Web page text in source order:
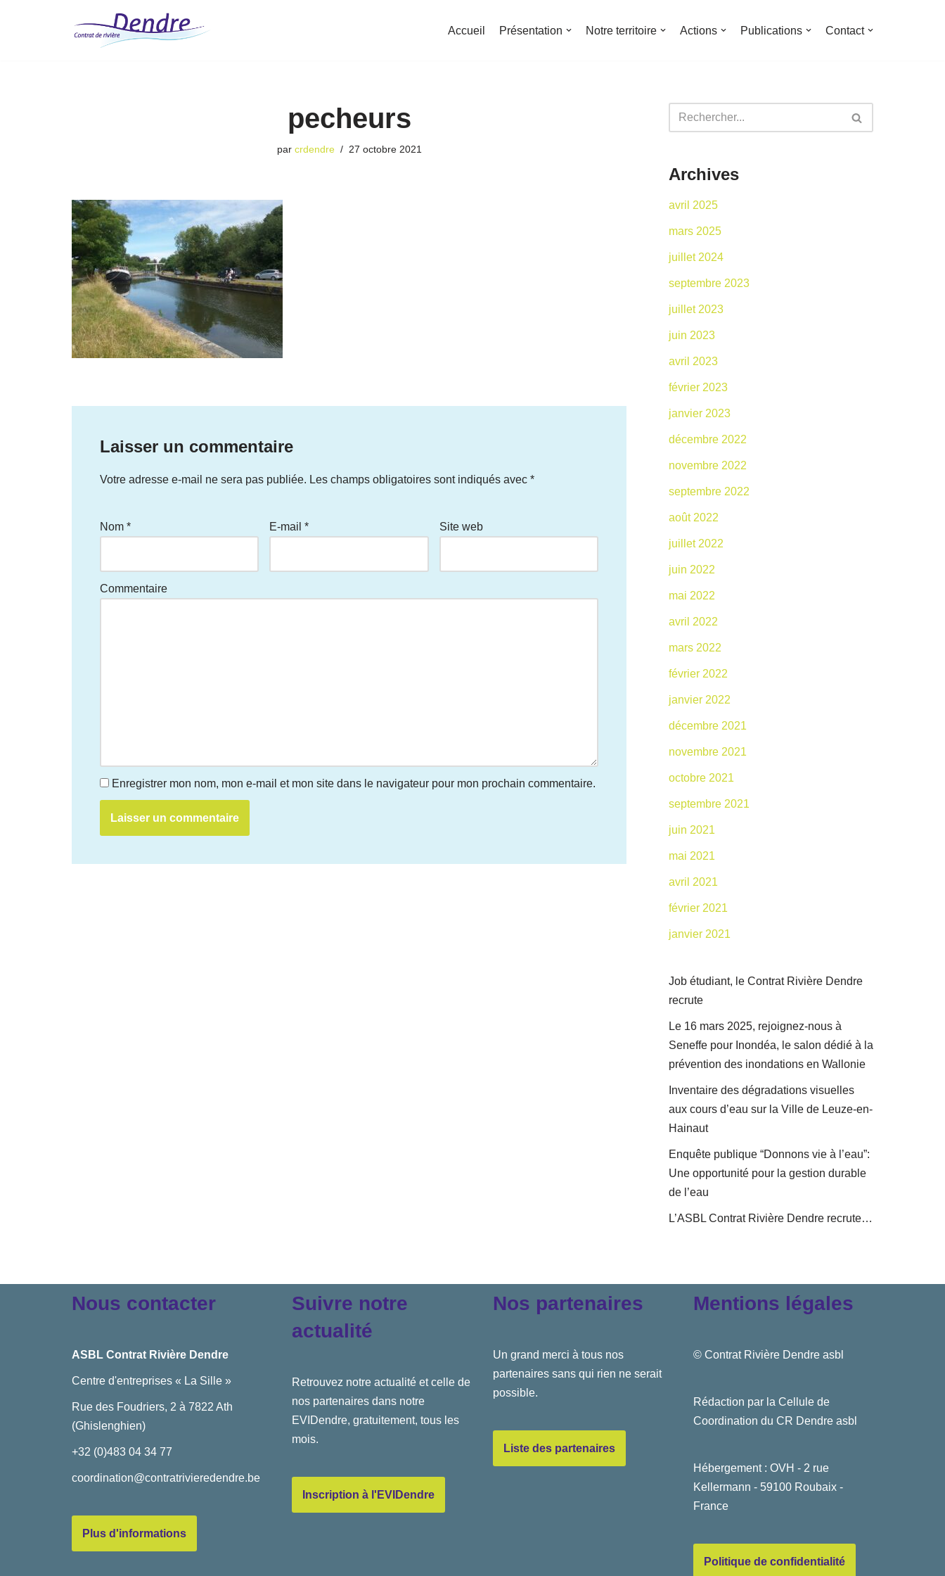
Accueil Présentation Notre territoire Actions Publications Contact
pecheurs
par crdendre 27 octobre 2021
Laisser un commentaire
Votre adresse e-mail ne sera pas publiée. Les champs obligatoires sont indiqués avec *
Nom * E-mail* Site web
Commentaire
Enregistrer mon nom, mon e-mail et mon site dans le navigateur pour mon prochain commentaire.
Archives
avril 2025
mars 2025
juillet 2024
septembre 2023
juillet 2023
juin 2023
avril 2023
février 2023
janvier 2023
décembre 2022
novembre 2022
septembre 2022
août 2022
juillet 2022
juin 2022
mai 2022
avril 2022
mars 2022
février 2022
janvier 2022
décembre 2021
novembre 2021
octobre 2021
septembre 2021
juin 2021
mai 2021
avril 2021
février 2021
janvier 2021
Job étudiant, le Contrat Rivière Dendre
recrute
Le 16 mars 2025, rejoignez-nous à
Seneffe pour Inondéa, le salon dédié à la
prévention des inondations en Wallonie
Inventaire des dégradations visuelles
aux cours d’eau sur la Ville de Leuze-en-
Hainaut
Enquête publique “Donnons vie à l’eau”:
Une opportunité pour la gestion durable
de l’eau
L’ASBL Contrat Rivière Dendre recrute…
Nous contacter
ASBL Contrat Rivière Dendre
Centre d'entreprises « La Sille »
Rue des Foudriers, 2 à 7822 Ath
(Ghislenghien)
+32 (0)483 04 34 77
coordination@contratrivieredendre.be
Plus d'informations
Suivre notre
actualité
Retrouvez notre actualité et celle de
nos partenaires dans notre
EVIDendre, gratuitement, tous les
mois.
Inscription à l'EVIDendre
Nos partenaires
Un grand merci à tous nos
partenaires sans qui rien ne serait
possible.
Liste des partenaires
Mentions légales
© Contrat Rivière Dendre asbl
Rédaction par la Cellule de
Coordination du CR Dendre asbl
Hébergement : OVH - 2 rue
Kellermann - 59100 Roubaix -
France
Politique de confidentialité